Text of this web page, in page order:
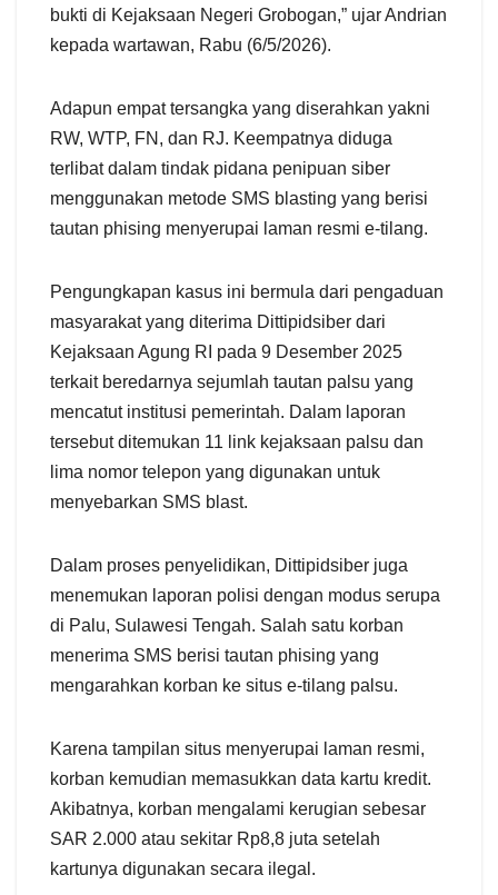
bukti di Kejaksaan Negeri Grobogan,” ujar Andrian
kepada wartawan, Rabu (6/5/2026).
Adapun empat tersangka yang diserahkan yakni
RW, WTP, FN, dan RJ. Keempatnya diduga
terlibat dalam tindak pidana penipuan siber
menggunakan metode SMS blasting yang berisi
tautan phising menyerupai laman resmi e-tilang.
Pengungkapan kasus ini bermula dari pengaduan
masyarakat yang diterima Dittipidsiber dari
Kejaksaan Agung RI pada 9 Desember 2025
terkait beredarnya sejumlah tautan palsu yang
mencatut institusi pemerintah. Dalam laporan
tersebut ditemukan 11 link kejaksaan palsu dan
lima nomor telepon yang digunakan untuk
menyebarkan SMS blast.
Dalam proses penyelidikan, Dittipidsiber juga
menemukan laporan polisi dengan modus serupa
di Palu, Sulawesi Tengah. Salah satu korban
menerima SMS berisi tautan phising yang
mengarahkan korban ke situs e-tilang palsu.
Karena tampilan situs menyerupai laman resmi,
korban kemudian memasukkan data kartu kredit.
Akibatnya, korban mengalami kerugian sebesar
SAR 2.000 atau sekitar Rp8,8 juta setelah
kartunya digunakan secara ilegal.